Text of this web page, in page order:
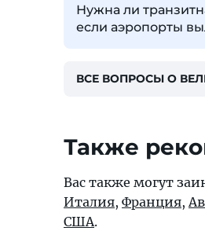
Нужна ли
если аэропорты
ВСЕ ВОПРОСЫ О
Также
Вас также могут
Италия, Франция,
США.